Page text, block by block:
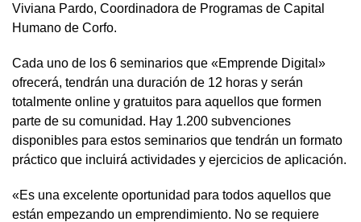
Viviana Pardo, Coordinadora de Programas de Capital
Humano de Corfo.
Cada uno de los 6 seminarios que «Emprende Digital»
ofrecerá, tendrán una duración de 12 horas y serán
totalmente online y gratuitos para aquellos que formen
parte de su comunidad. Hay 1.200 subvenciones
disponibles para estos seminarios que tendrán un formato
práctico que incluirá actividades y ejercicios de aplicación.
«Es una excelente oportunidad para todos aquellos que
están empezando un emprendimiento. No se requiere